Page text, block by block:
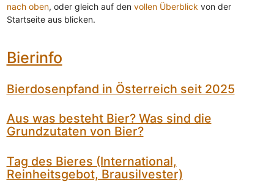
nach oben, oder gleich auf den vollen Überblick von der
Startseite aus blicken.
Bierinfo
Bierdosenpfand in Österreich seit 2025
Aus was besteht Bier? Was sind die
Grundzutaten von Bier?
Tag des Bieres (International,
Reinheitsgebot, Brausilvester)